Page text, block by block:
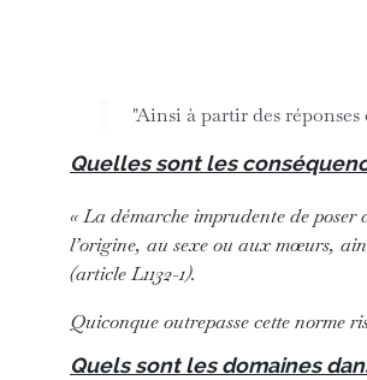
"Ainsi à partir des
Quelles sont les
« La démarche imprudente de poser
l’origine, au sexe ou aux mœurs,
(article L1132-1).
Quiconque outrepasse cette norme
Quels sont les domaines